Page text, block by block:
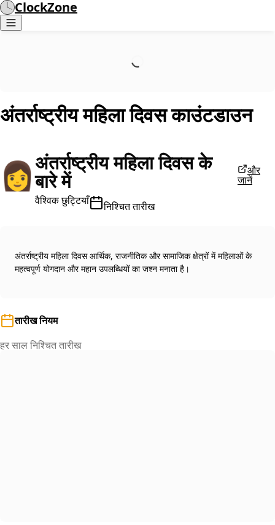
ClockZone
अंतर्राष्ट्रीय महिला दिवसकाउंटडाउन
👩अंतर्राष्ट्रीय महिला दिवस के
बारे में
वैश्विक छुट्टियाँ निश्चित तारीख
और
जानें
अंतर्राष्ट्रीय महिला दिवस आर्थिक, राजनीतिक और सामाजिक क्षेत्रों में महिलाओं के
महत्वपूर्ण योगदान और महान उपलब्धियों का जश्न मनाता है।
तारीख नियम
हर साल निश्चित तारीख